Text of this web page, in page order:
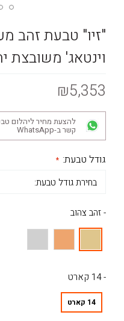
"זיו" טבעת זהב
וינטאג' משובצת
₪5,353
קשר ב-WhatsApp
גודל טבעת:
- זהב צהוב
- 14 קארט
14 קארט